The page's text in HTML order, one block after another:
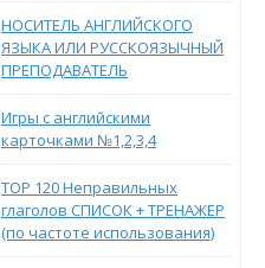
НОСИТЕЛЬ АНГЛИЙСКОГО
ЯЗЫКА ИЛИ РУССКОЯЗЫЧНЫЙ
ПРЕПОДАВАТЕЛЬ
Игры с английскими
карточками №1,2,3,4
TOP 120 Неправильных
глаголов СПИСОК + ТРЕНАЖЕР
(по частоте использования)